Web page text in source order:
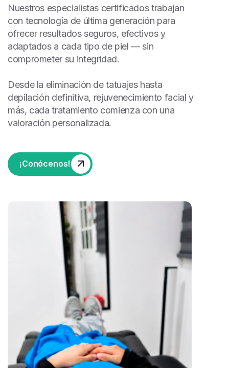
Nuestros especialistas certificados trabajan
con tecnología de última generación para
ofrecer resultados seguros, efectivos y
adaptados a cada tipo de piel — sin
comprometer su integridad.
Desde la eliminación de tatuajes hasta
depilación definitiva, rejuvenecimiento facial y
más, cada tratamiento comienza con una
valoración personalizada.
¡Conócenos!
¡Conócenos!